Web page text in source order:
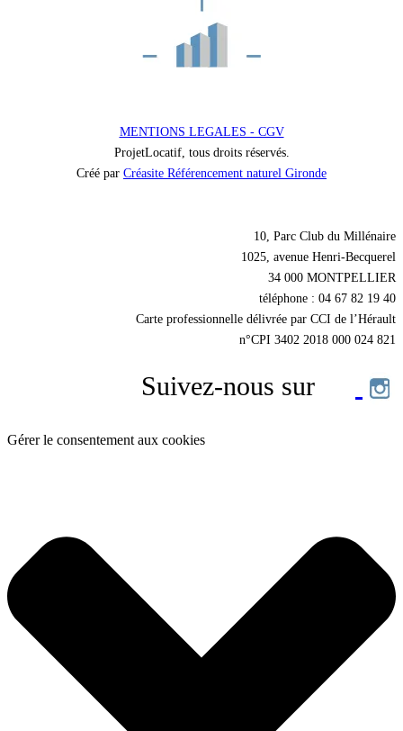
MENTIONS LEGALES - CGV
ProjetLocatif, tous droits réservés.
Créé par Créasite Référencement naturel Gironde
10, Parc Club du Millénaire
1025, avenue Henri-Becquerel
34 000 MONTPELLIER
téléphone : 04 67 82 19 40
Carte professionnelle délivrée par CCI de l’Hérault
n°CPI 3402 2018 000 024 821
Suivez-nous sur
Gérer le consentement aux cookies